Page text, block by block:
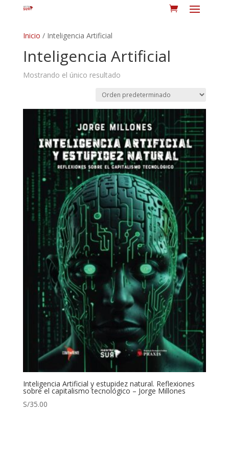
Inicio / Inteligencia Artificial
Inteligencia Artificial
Mostrando el único resultado
Inteligencia Artificial y estupidez natural. Reflexiones
sobre el capitalismo tecnológico – Jorge Millones
S/35.00